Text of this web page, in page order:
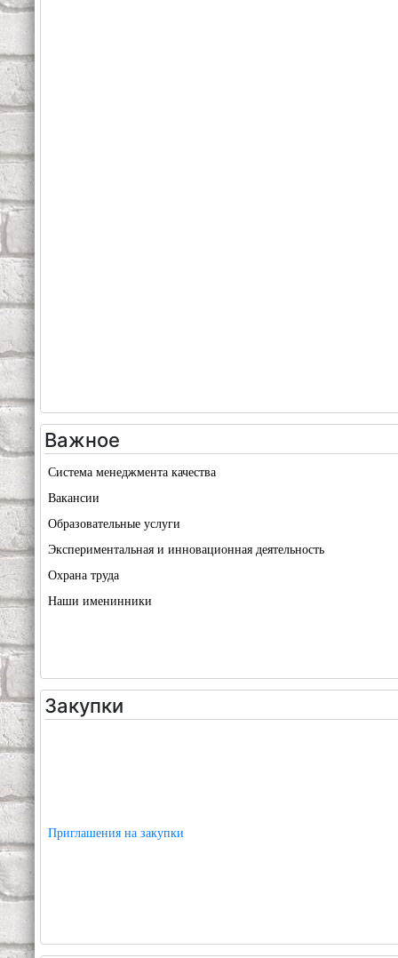
Важное
Система менеджмента качества
Вакансии
Образовательные услуги
Экспериментальная и инновационная деятельность
Охрана труда
Наши именинники
Закупки
Приглашения на закупки